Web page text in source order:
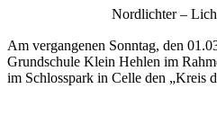
Nordlichter –
Am vergangenen Sonntag, den
Grundschule Klein Hehlen im
im Schlosspark in Celle den „Kreis